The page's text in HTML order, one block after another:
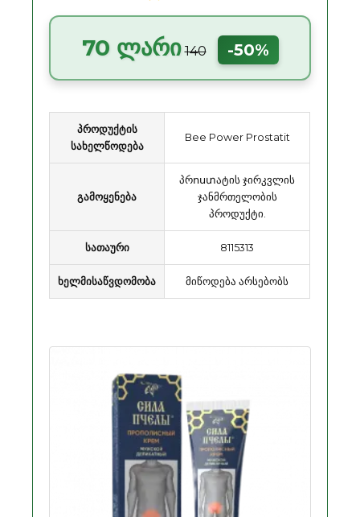
70 ლარი 140 -50%
პროდუქტის
სახელწოდება
Bee Power Prostatit
გამოყენება
პრոստატის ჯირკვლის
ჯანმრთელობის
პროდუქტი.
სათაური 8115313
ხელმისაწვდომობა მიწოდება არსებობს